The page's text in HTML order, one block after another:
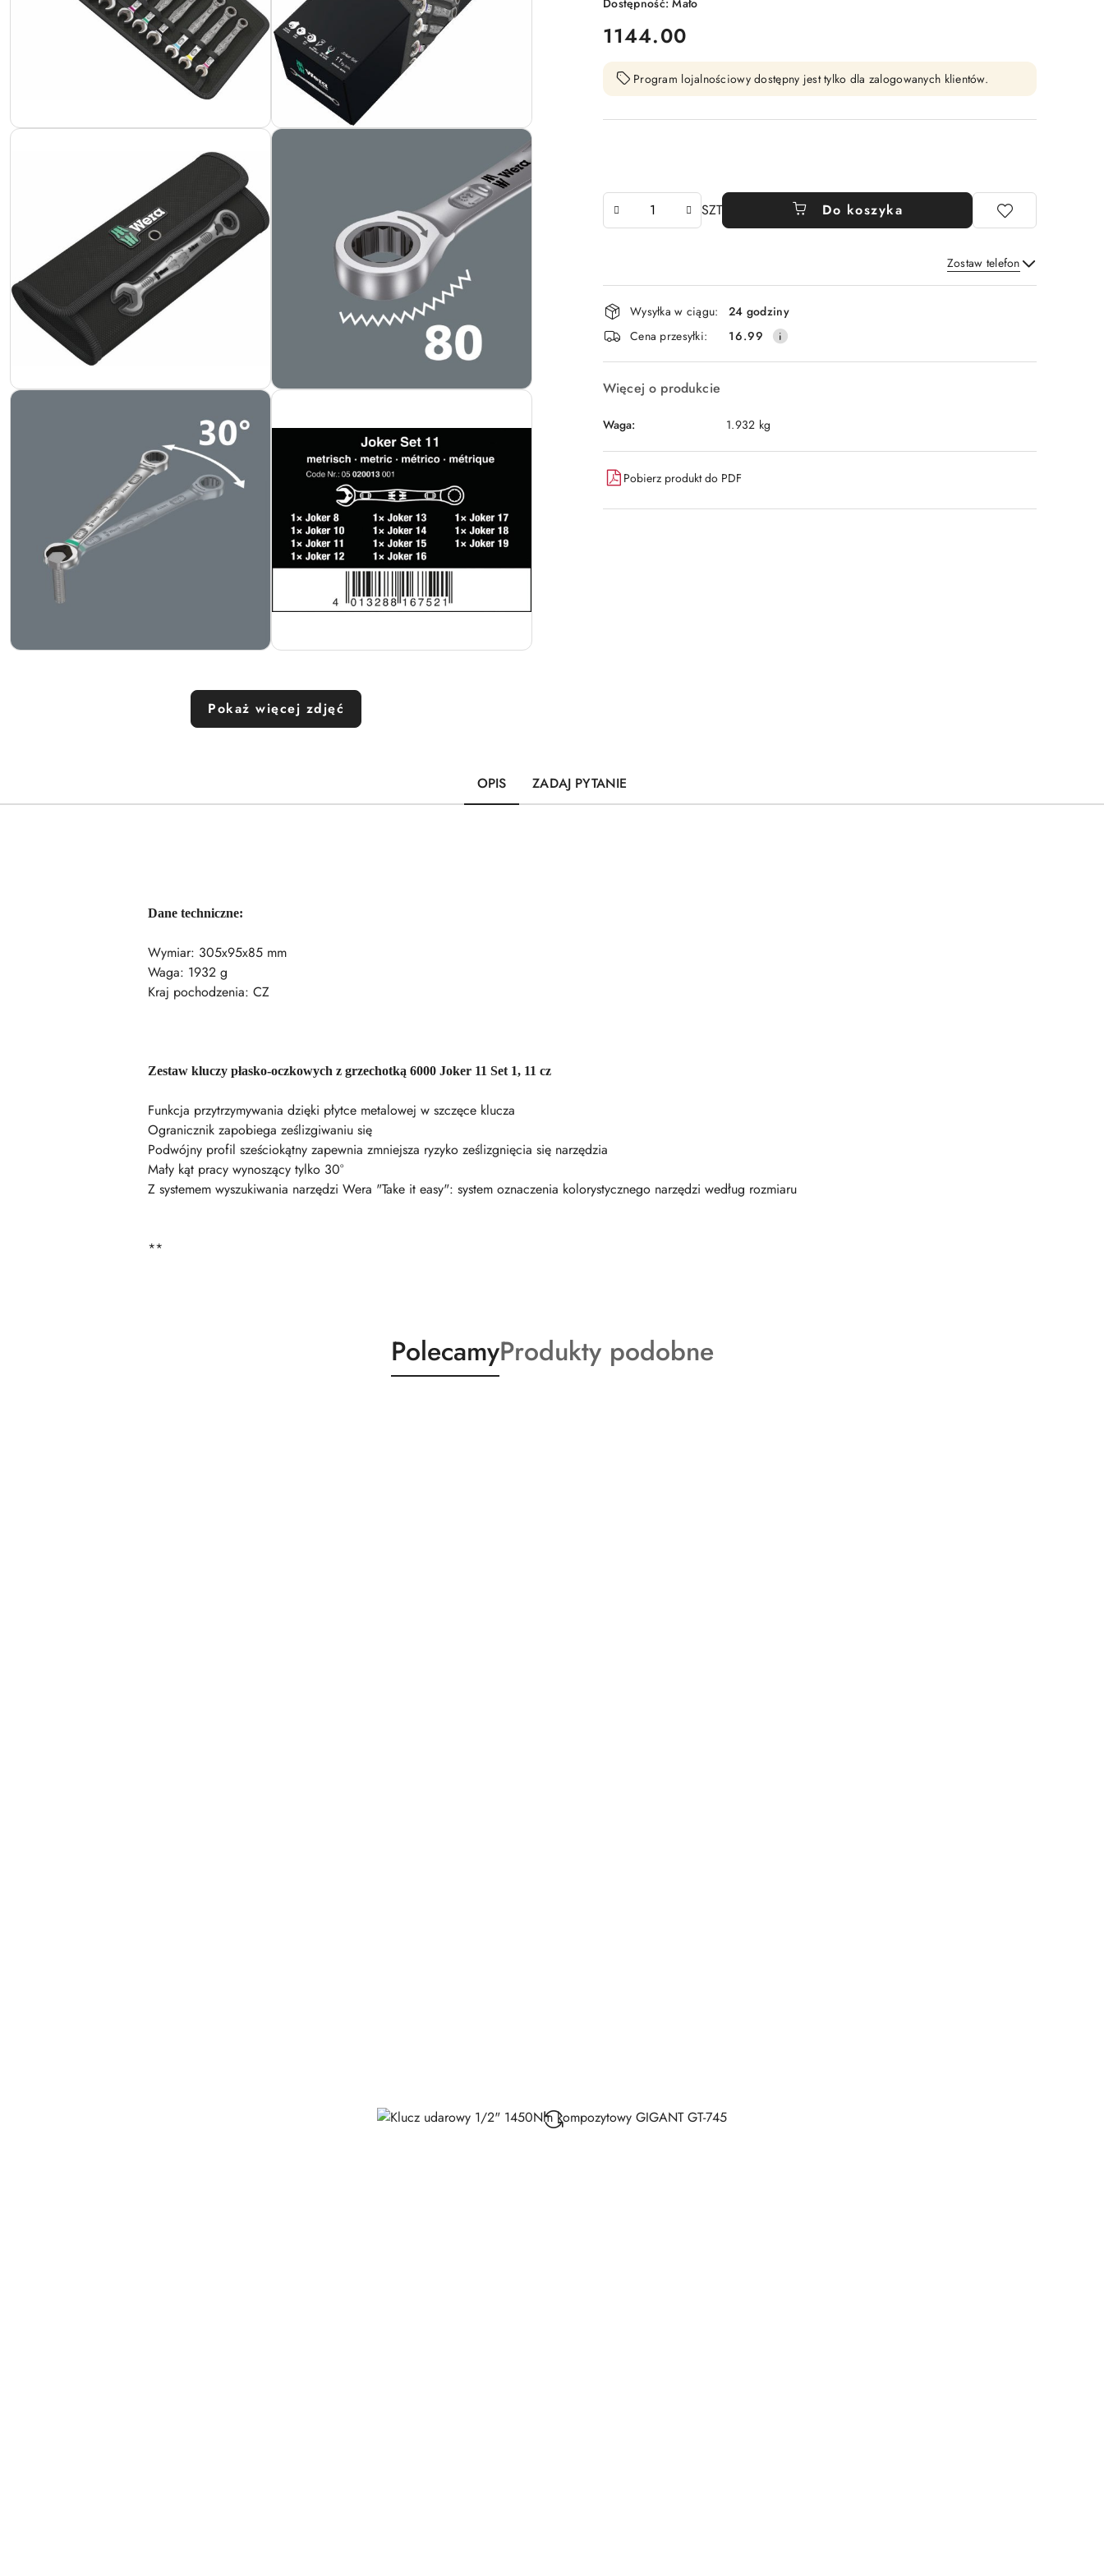
Pokaż więcej zdjęć
Dostępność:Mało
cena:
1144.00
Program lojalnościowy dostępny jest tylko dla zalogowanych klientów.
SZT Do koszyka
Zostaw telefon
Wyślij
Dostępność
i
dostawa
Wysyłka w ciągu:
24 godziny
Cena przesyłki:
16.99
Więcej o produkcie
Waga: 1.932 kg
Pobierz produkt do PDF
OPIS ZADAJ PYTANIE
Dane techniczne:
Wymiar: 305x95x85 mm
Waga: 1932 g
Kraj pochodzenia: CZ
Zestaw kluczy płasko-oczkowych z grzechotką 6000 Joker 11 Set 1, 11 cz
Funkcja przytrzymywania dzięki płytce metalowej w szczęce klucza
Ogranicznik zapobiega ześlizgiwaniu się
Podwójny profil sześciokątny zapewnia zmniejsza ryzyko ześlizgnięcia się narzędzia
Mały kąt pracy wynoszący tylko 30°
Z systemem wyszukiwania narzędzi Wera "Take it easy": system oznaczenia kolorystycznego narzędzi według rozmiaru
**
Produkty
o
PolecamyProdukty
o
Produkty podobne